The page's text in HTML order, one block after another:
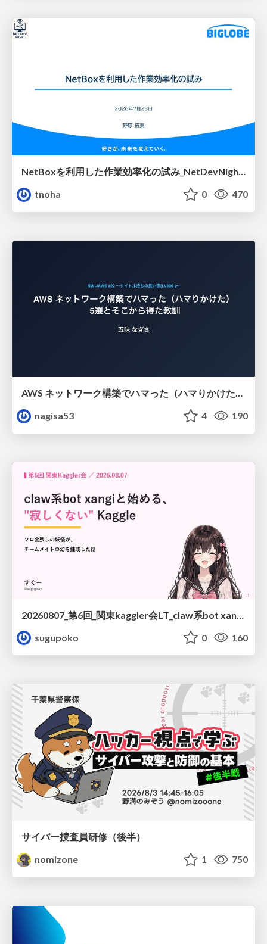
tnoha
0 470
AWS ネットワーク構築でハマった（ハマりかけた） 5選とそこから得た教訓
nagisa53
4 190
sugupoko
0 160
サイバー捜査員研修（後半）
nomizone
1 750